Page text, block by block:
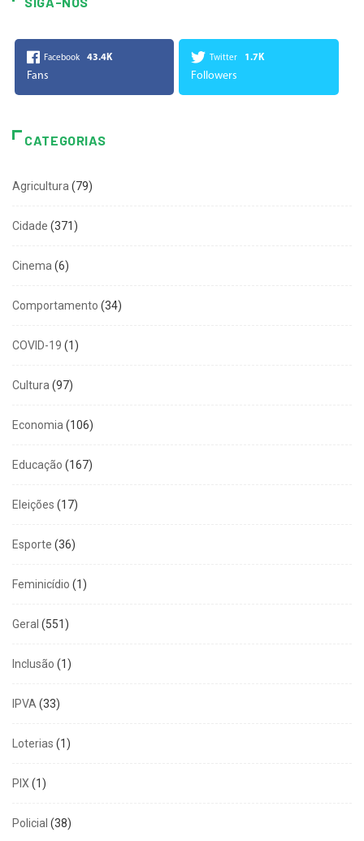
Facebook 43.4K
Fans
Twitter 1.7K
Followers
CATEGORIAS
Agricultura (79)
Cidade (371)
Cinema (6)
Comportamento (34)
COVID-19 (1)
Cultura (97)
Economia (106)
Educação (167)
Eleições (17)
Esporte (36)
Feminicídio (1)
Geral (551)
Inclusão (1)
IPVA (33)
Loterias (1)
PIX (1)
Policial (38)